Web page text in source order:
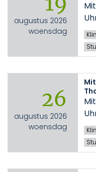
augustus 2026
woensdag
26
augustus 2026
woensdag